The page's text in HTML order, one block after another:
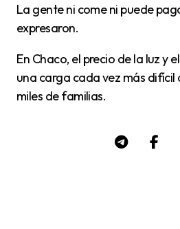
La gente ni come ni puede
expresaron.
En Chaco, el precio de la luz y el agua se convirtió en
una carga cada vez más difícil
miles de familias.